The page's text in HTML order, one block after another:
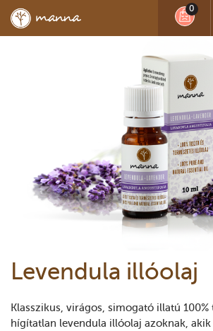
Levendula illóolaj
Klasszikus, virágos, simogató illatú 100%
hígítatlan levendula illóolaj azoknak,